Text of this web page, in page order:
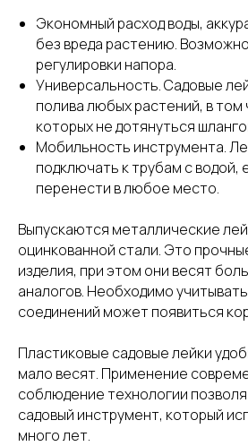
Экономный расход воды,
без вреда растению.
регулировки напора.
Универсальность. Садовые
полива любых растений, в том
которых не дотянуться
Мобильность инструмента.
подключать к трубам с водой,
перенести в любое место.
Выпускаются металлические
оцинкованной стали. Это
изделия, при этом они весят
аналогов. Необходимо
соединений может появиться
Пластиковые садовые лейки
мало весят. Применение
соблюдение технологии
садовый инструмент, который
много лет.